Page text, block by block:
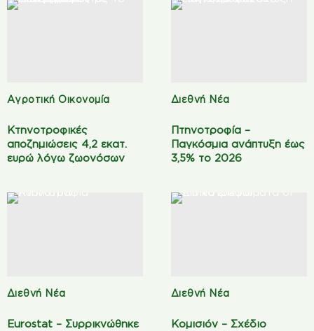
Αγροτική Οικονομία
Κτηνοτροφικές
αποζημιώσεις 4,2 εκατ.
ευρώ λόγω ζωονόσων
Διεθνή Νέα
Πτηνοτροφία –
Παγκόσμια ανάπτυξη έως
3,5% το 2026
Διεθνή Νέα
Eurostat – Συρρικνώθηκε
Διεθνή Νέα
Κομισιόν – Σχέδιο